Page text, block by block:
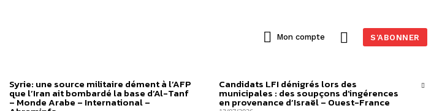
Mon compte S'ABONNER
Syrie: une source militaire dément à l’AFP
que l’Iran ait bombardé la base d’Al-Tanf
– Monde Arabe – International –
Candidats LFI dénigrés lors des
municipales : des soupçons d’ingérences
en provenance d’Israël – Ouest-France